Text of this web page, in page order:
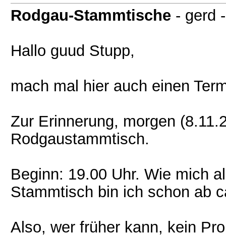
Rodgau-Stammtische - gerd
Hallo guud Stupp,
mach mal hier auch einen
Zur Erinnerung, morgen
Rodgaustammtisch.
Beginn: 19.00 Uhr. Wie mich
Stammtisch bin ich schon ab
Also, wer früher kann, kein